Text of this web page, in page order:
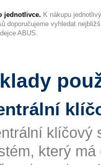
jednotlivce. K nákupu
doporučujeme vyhledat
ABUS.
klíčový
který